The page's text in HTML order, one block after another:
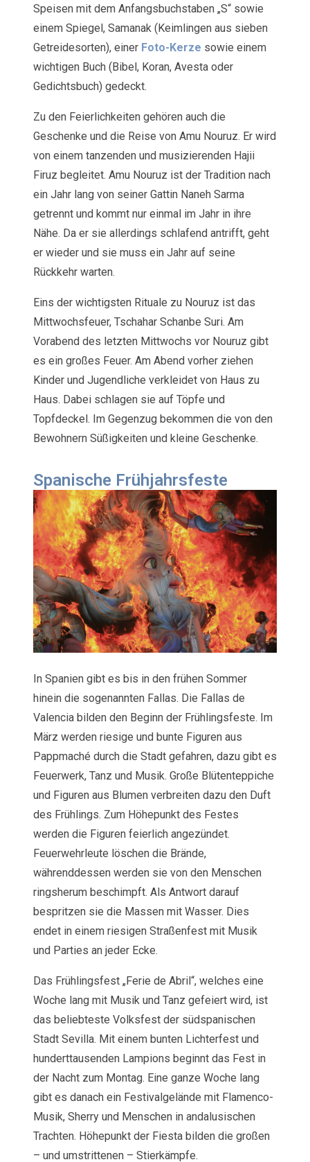
Speisen mit dem Anfangsbuchstaben „S“ sowie
einem Spiegel, Samanak (Keimlingen aus sieben
Getreidesorten), einer Foto-Kerze sowie einem
wichtigen Buch (Bibel, Koran, Avesta oder
Gedichtsbuch) gedeckt.
Zu den Feierlichkeiten gehören auch die
Geschenke und die Reise von Amu Nouruz. Er wird
von einem tanzenden und musizierenden Hajii
Firuz begleitet. Amu Nouruz ist der Tradition nach
ein Jahr lang von seiner Gattin Naneh Sarma
getrennt und kommt nur einmal im Jahr in ihre
Nähe. Da er sie allerdings schlafend antrifft, geht
er wieder und sie muss ein Jahr auf seine
Rückkehr warten.
Eins der wichtigsten Rituale zu Nouruz ist das
Mittwochsfeuer, Tschahar Schanbe Suri. Am
Vorabend des letzten Mittwochs vor Nouruz gibt
es ein großes Feuer. Am Abend vorher ziehen
Kinder und Jugendliche verkleidet von Haus zu
Haus. Dabei schlagen sie auf Töpfe und
Topfdeckel. Im Gegenzug bekommen die von den
Bewohnern Süßigkeiten und kleine Geschenke.
Spanische Frühjahrsfeste
In Spanien gibt es bis in den frühen Sommer
hinein die sogenannten Fallas. Die Fallas de
Valencia bilden den Beginn der Frühlingsfeste. Im
März werden riesige und bunte Figuren aus
Pappmaché durch die Stadt gefahren, dazu gibt es
Feuerwerk, Tanz und Musik. Große Blütenteppiche
und Figuren aus Blumen verbreiten dazu den Duft
des Frühlings. Zum Höhepunkt des Festes
werden die Figuren feierlich angezündet.
Feuerwehrleute löschen die Brände,
währenddessen werden sie von den Menschen
ringsherum beschimpft. Als Antwort darauf
bespritzen sie die Massen mit Wasser. Dies
endet in einem riesigen Straßenfest mit Musik
und Parties an jeder Ecke.
Das Frühlingsfest „Ferie de Abril“, welches eine
Woche lang mit Musik und Tanz gefeiert wird, ist
das beliebteste Volksfest der südspanischen
Stadt Sevilla. Mit einem bunten Lichterfest und
hunderttausenden Lampions beginnt das Fest in
der Nacht zum Montag. Eine ganze Woche lang
gibt es danach ein Festivalgelände mit Flamenco-
Musik, Sherry und Menschen in andalusischen
Trachten. Höhepunkt der Fiesta bilden die großen
– und umstrittenen – Stierkämpfe.